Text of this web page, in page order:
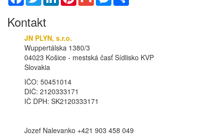
Kontakt
JN PLYN, s.r.o.
Wuppertálska 1380/3
04023 Košice - mestská časť Sídlisko KVP
Slovakia
IČO: 50451014
DIČ: 2120333171
IČ DPH: SK2120333171
Jozef Nalevanko +421 903 458 049